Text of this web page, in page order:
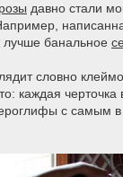
розы давно стали
лучше банальное
словно
каждая черточка
с самым